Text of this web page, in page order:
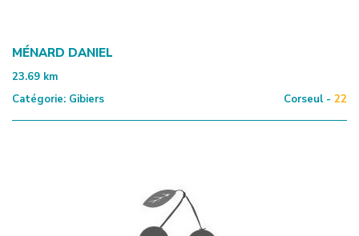
MÉNARD DANIEL
23.69 km
Catégorie: Gibiers Corseul - 22